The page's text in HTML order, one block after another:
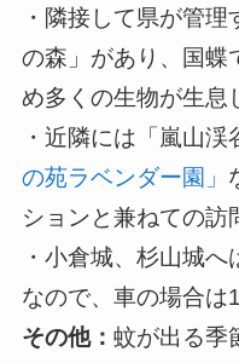
・隣接して県が管
の森」があり、国蝶
め多くの生物が生息
・近隣には「嵐山渓
の苑ラベンダー園」
ションと兼ねての訪
・小倉城、杉山城
なので、車の場合は
その他： 蚊が出る季